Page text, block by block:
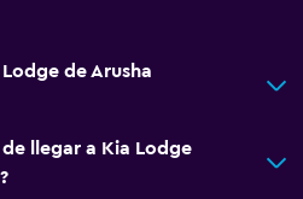
de Arusha
llegar a Kia Lodge